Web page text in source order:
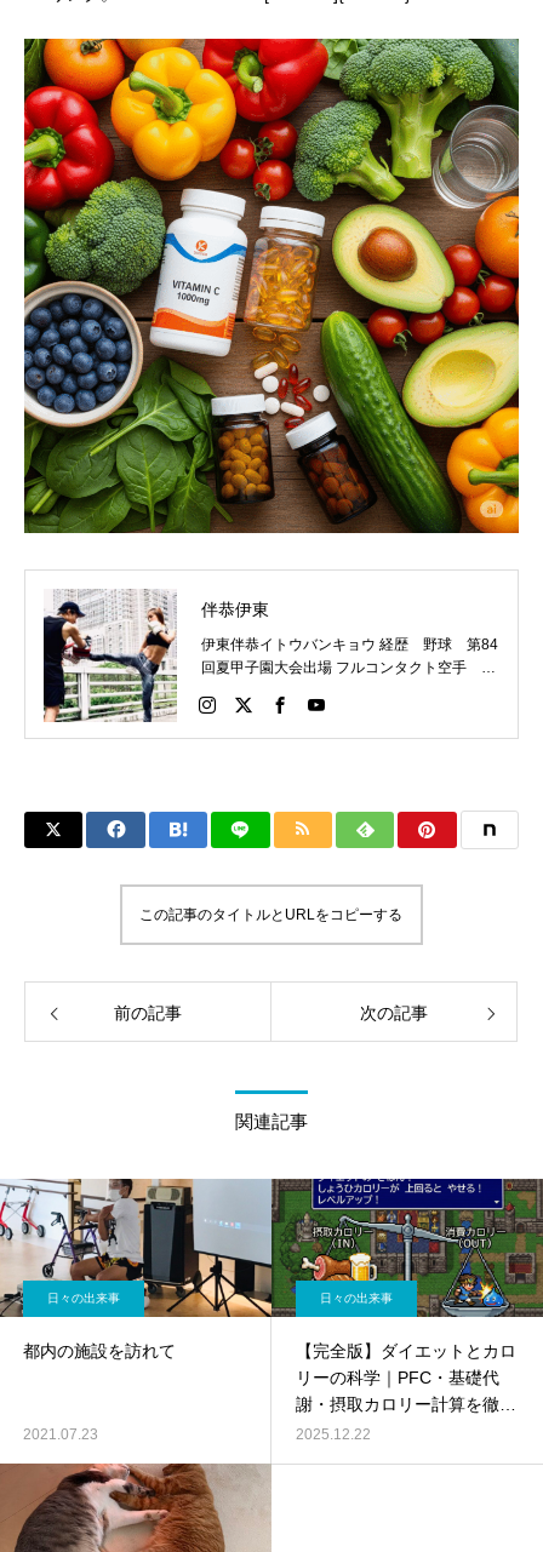
伴恭伊東
伊東伴恭イトウバンキョウ 経歴 野球 第84
回夏甲子園大会出場 フルコンタクト空手 日
パーライト級新人王 FOKウェルター級王者
WMCライト級日本王者 トレーニング依頼は
この記事のタイトルとURLをコピーする
前の記事 次の記事
関連記事
日々の出来事
都内の施設を訪れて
2021.07.23
日々の出来事
【完全版】ダイエットとカロ
リーの科学｜PFC・基礎代
謝・摂取カロリー計算を徹底
解説
2025.12.22